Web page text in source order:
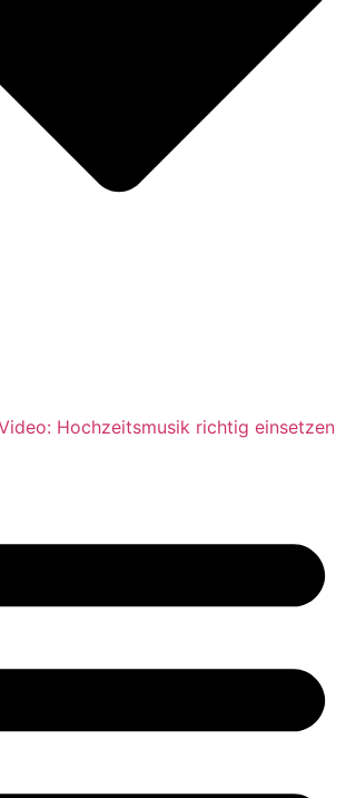
Hochzeitsmusik richtig einsetzen